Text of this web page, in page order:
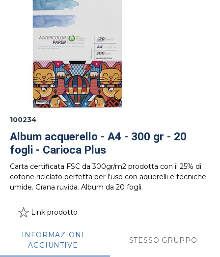
100234
Album acquerello - A4 - 300 gr - 20
fogli - Carioca Plus
Carta certificata FSC da 300gr/m2 prodotta con il 25% di
cotone riciclato perfetta per l'uso con aquerelli e tecniche
umide. Grana ruvida. Album da 20 fogli.
Link prodotto
INFORMAZIONI
AGGIUNTIVE
STESSO GRUPPO